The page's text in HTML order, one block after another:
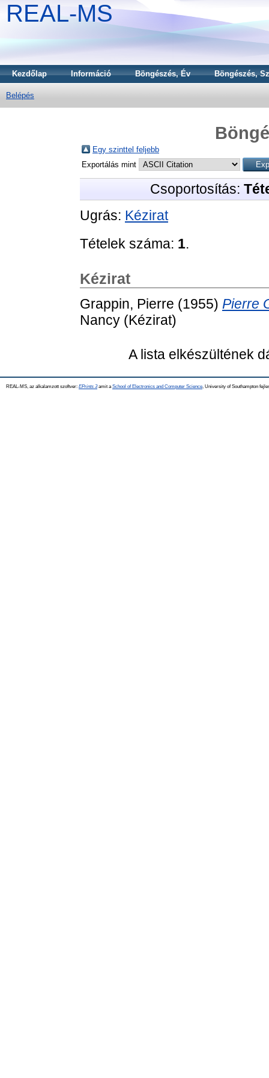
REAL-MS
Kezdőlap Információ Böngészés, Év Böngészés,
Belépés
Egy szinttel feljebb
Exportálás mint
Csoportosítás:
Ugrás: Kézirat
Tételek száma: 1.
Kézirat
Grappin, Pierre (1955) Pierre
Nancy (Kézirat)
A lista elkészültének
REAL-MS, az alkalamzott szoftver: EPrints 3amit a School of Electronics and Computer Science , University of Southampton